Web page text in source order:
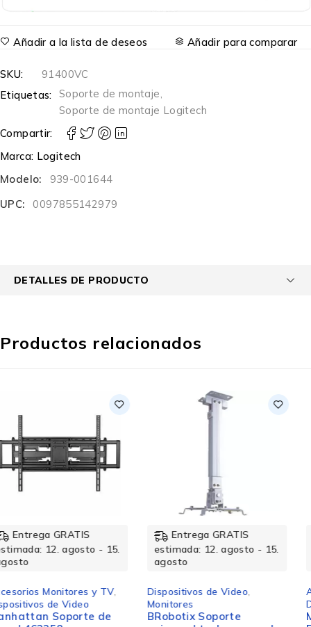
Añadir a la lista de deseos Añadir para comparar
SKU:
91400VC
Etiquetas: Soporte de montaje,
Soporte de montaje Logitech
Compartir:
Marca: Logitech
Modelo:
939-001644
UPC:
0097855142979
DETALLES DE PRODUCTO
Productos relacionados
Entrega GRATIS
estimada: 12. agosto - 15.
agosto
Dispositivos de Video,
Monitores
BRobotix Soporte
Entrega GRATIS
estimada: 12. agosto - 15.
agosto
Accesorios Monitores y TV
Dispositivos de Video
Manhattan Soporte de